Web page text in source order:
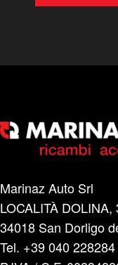
Marinaz Auto Srl
LOCALITÀ DOLINA,
34018 San Dorligo
Tel. +39 040 228284